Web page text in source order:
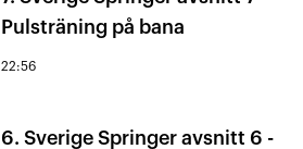
Pulsträning på bana
22:56
6. Sverige Springer avsnitt 6 -